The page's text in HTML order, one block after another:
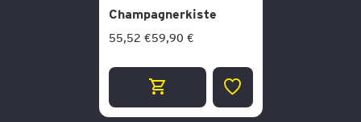
Champagnerkiste
55,52 €59,90 €
ZUR